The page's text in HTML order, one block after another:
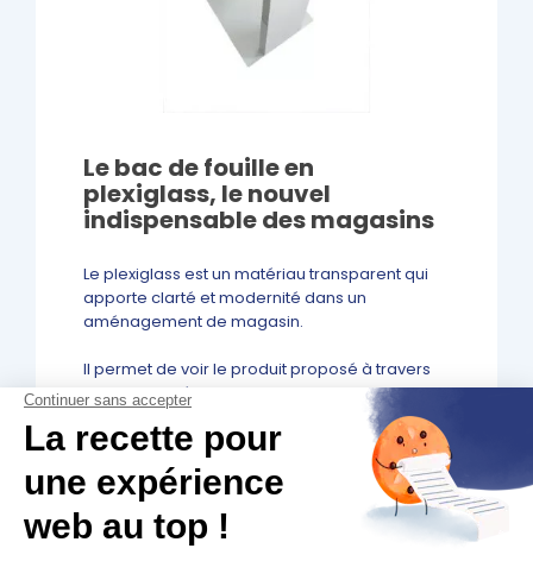
Le bac de fouille en
plexiglass, le nouvel
indispensable des magasins
Le plexiglass est un matériau transparent qui
apporte clarté et modernité dans un
aménagement de magasin.
Il permet de voir le produit proposé à travers
les parois, idéal pour rapidement attirer l’œil.
Lebac de fouille en plexi est notamment parfait
pour les pharmacies et parapharmacies. En
effet, le bac de fouille métallique reste très
connoté grandes surfaces. En optant pour un
matériau comme le plexiglass, vous appuierai